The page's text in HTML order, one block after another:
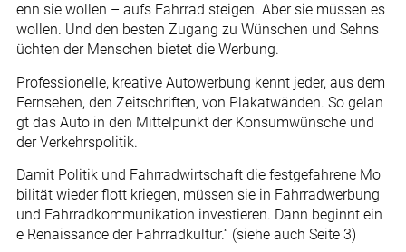
enn sie wollen – aufs Fahrrad steigen. Aber sie müssen es
wollen. Und den besten Zugang zu Wünschen und Sehns
üchten der Menschen bietet die Werbung.
Professionelle, kreative Autowerbung kennt jeder, aus dem
Fernsehen, den Zeitschriften, von Plakatwänden. So gelan
gt das Auto in den Mittelpunkt der Konsumwünsche und
der Verkehrspolitik.
Damit Politik und Fahrradwirtschaft die festgefahrene Mo
bilität wieder flott kriegen, müssen sie in Fahrradwerbung
und Fahrradkommunikation investieren. Dann beginnt ein
e Renaissance der Fahrradkultur.“ (siehe auch Seite 3)